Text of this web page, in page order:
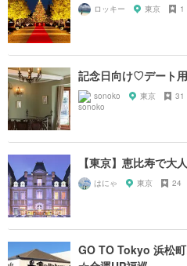
ロッキー 東京 1
記念日向け♡デート
sonoko 東京 31
【東京】恵比寿で大
はにゃ 東京 24
GO TO Tokyo 浜松